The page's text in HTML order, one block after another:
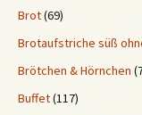
Brot(69)
Brotaufstriche süß
Brötchen & Hörnchen
Buffet(117)